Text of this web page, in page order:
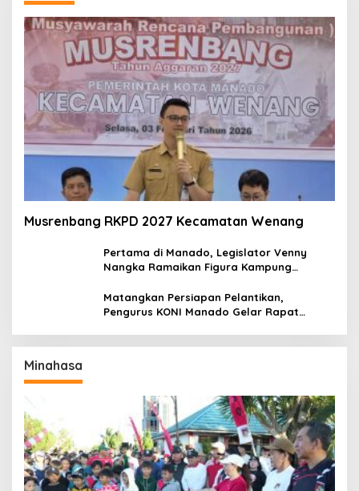
Musrenbang RKPD 2027 Kecamatan Wenang
Pertama di Manado, Legislator Venny
Nangka Ramaikan Figura Kampung
Matangkan Persiapan Pelantikan,
Pengurus KONI Manado Gelar Rapat
Minahasa